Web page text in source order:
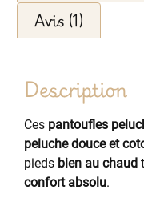
Avis (1)
Description
Ces pantoufles
peluche douce et
pieds bien au chaud
confort absolu.